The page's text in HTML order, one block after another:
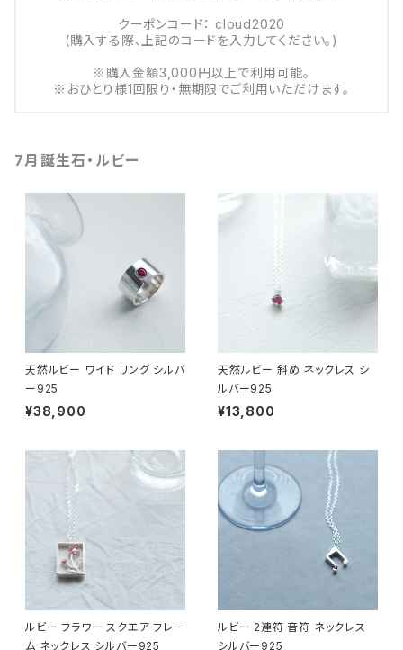
クーポンコード： cloud2020
(購入する際、上記のコードを入力してください。)
※購入金額3,000円以上で利用可能。
※おひとり様1回限り・無期限でご利用いただけます。
7月誕生石・ルビー
天然ルビー ワイド リング シルバ
ー925
¥38,900
天然ルビー 斜め ネックレス シ
ルバー925
¥13,800
ルビー フラワー スクエア フレー
ム ネックレス シルバー925
ルビー 2連符 音符 ネックレス
シルバー925